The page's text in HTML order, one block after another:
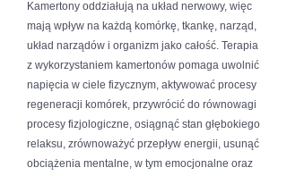
Kamertony oddziałują na układ nerwowy, więc
mają wpływ na każdą komórkę, tkankę, narząd,
układ narządów i organizm jako całość. Terapia
z wykorzystaniem kamertonów pomaga uwolnić
napięcia w ciele fizycznym, aktywować procesy
regeneracji komórek, przywrócić do równowagi
procesy fizjologiczne, osiągnąć stan głębokiego
relaksu, zrównoważyć przepływ energii, usunąć
obciążenia mentalne, w tym emocjonalne oraz